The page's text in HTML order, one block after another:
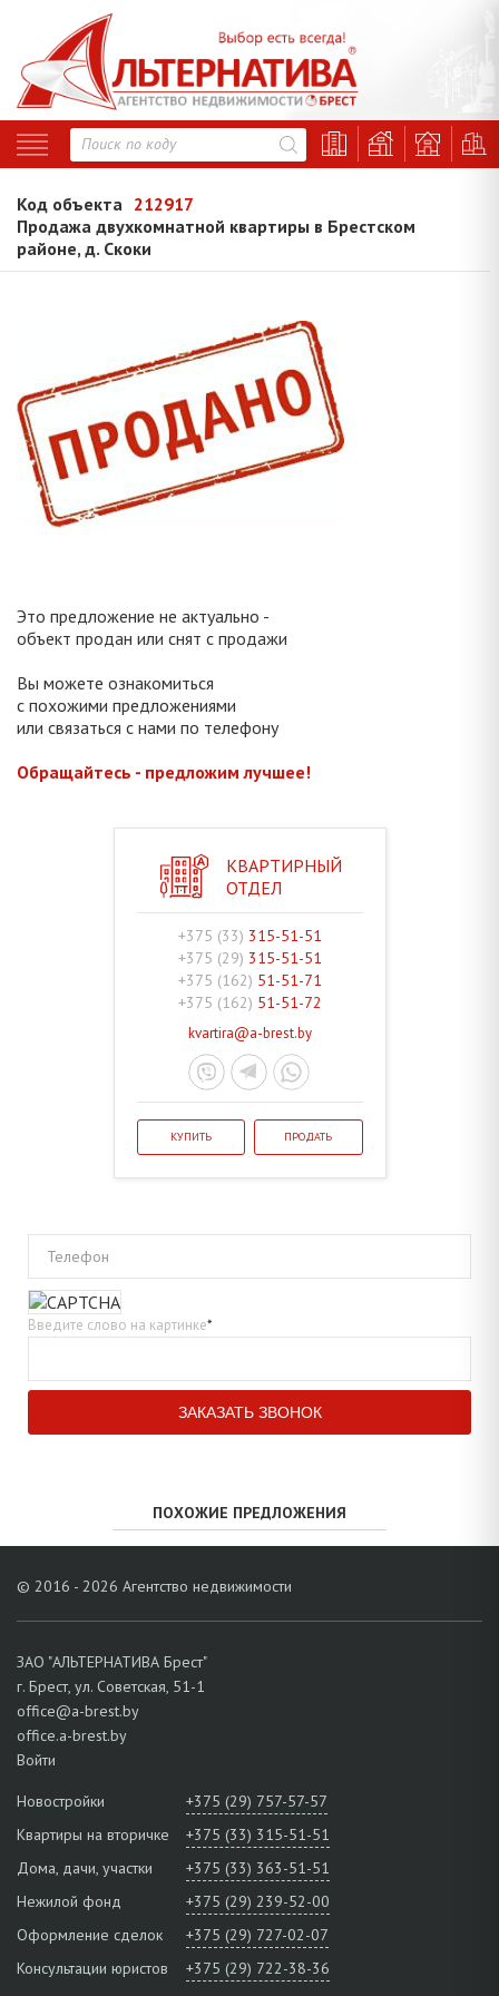
Код объекта 212917
Продажа двухкомнатной квартиры в Брестском
районе, д. Скоки
Это предложение не актуально -
объект продан или снят с продажи
Вы можете ознакомиться
с похожими предложениями
или связаться с нами по телефону
Обращайтесь - предложим лучшее!
КВАРТИРНЫЙ
ОТДЕЛ
+375 (33) 315-51-51
+375 (29) 315-51-51
+375 (162) 51-51-71
+375 (162) 51-51-72
kvartira@a-brest.by
КУПИТЬ ПРОДАТЬ
Телефон
Введите слово на картинке*
ПОХОЖИЕ ПРЕДЛОЖЕНИЯ
© 2016 - 2026 Агентство недвижимости
ЗАО "АЛЬТЕРНАТИВА Брест"
г. Брест, ул. Советская, 51-1
office@a-brest.by
office.a-brest.by
Войти
Новостройки
+375 (29) 757-57-57
Квартиры на вторичке
+375 (33) 315-51-51
Дома, дачи, участки
+375 (33) 363-51-51
Нежилой фонд
+375 (29) 239-52-00
Оформление сделок
+375 (29) 727-02-07
Консультации юристов
+375 (29) 722-38-36